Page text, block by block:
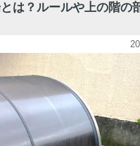
は？ルールや上の階の